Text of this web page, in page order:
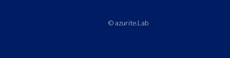
© azurite.Lab